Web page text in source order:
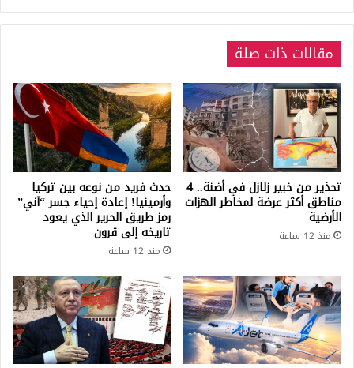
مقالات ذات صلة
تحذير من خبير زلازل في أضنة.. 4
مناطق أكثر عرضة لمخاطر الهزات
الأرضية
منذ 12 ساعة
حدث فريد من نوعه بين تركيا
وأرمينيا! إعادة إحياء جسر “آني”
رمز طريق الحرير الذي يعود
تاريخه إلى قرون
منذ 12 ساعة